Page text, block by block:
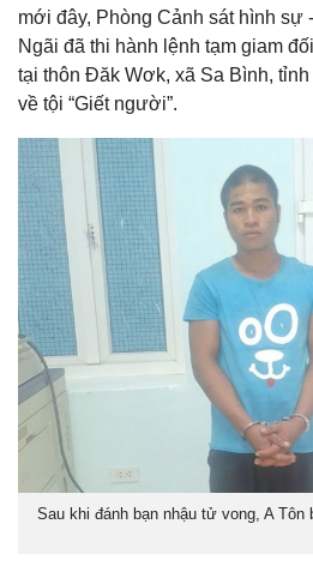
mới đây, Phòng Cảnh sát hình sự
Ngãi đã thi hành lệnh tạm giam
tại thôn Đăk Wơk, xã Sa Bình,
về tội “Giết người”.
Sau khi đánh bạn nhậu tử vong, A